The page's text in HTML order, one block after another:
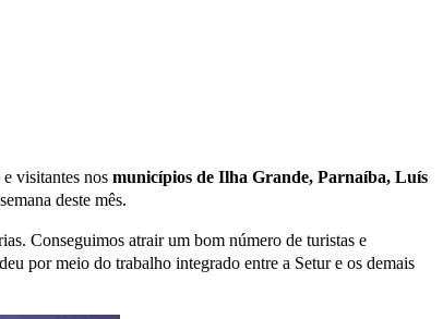
visitantes nos municípios de Ilha Grande, Parnaíba, Luís
deste mês.
Conseguimos atrair um bom número de turistas e
por meio do trabalho integrado entre a Setur e os demais